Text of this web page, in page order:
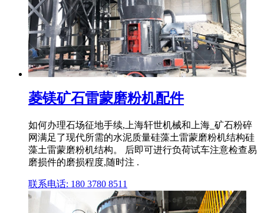
菱镁矿石雷蒙磨粉机配件
如何办理石场征地手续,上海轩世机械和上海_矿石粉碎
网满足了现代所需的水泥质量硅藻土雷蒙磨粉机结构硅
藻土雷蒙磨粉机结构。 后即可进行负荷试车注意检查易
磨损件的磨损程度,随时注 .
联系电话: 180 3780 8511